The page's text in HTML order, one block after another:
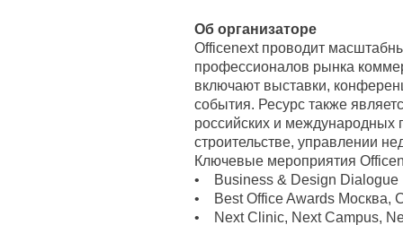
Об организаторе
Officenext проводит
профессионалов рынка
включают выставки,
события. Ресурс также
российских и международных
строительстве, управлении
Ключевые мероприятия
• Business & Design Dialogue
• Best Office Awards Москва,
• Next Clinic, Next Campus,